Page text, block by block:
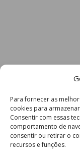
Para fornecer as
cookies para
Consentir com essas
comportamento de
consentir ou retirar o
recursos e funções.